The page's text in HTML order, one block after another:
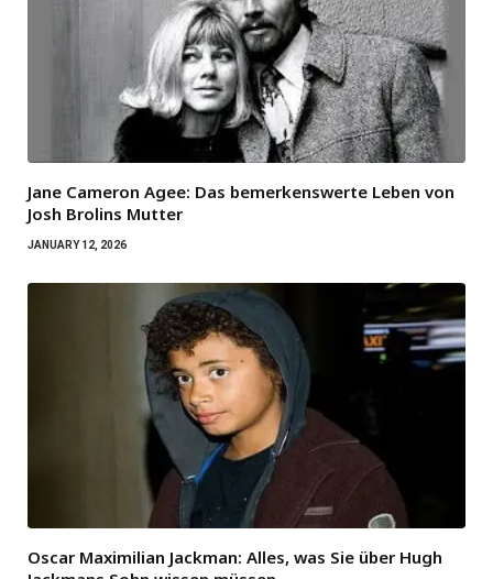
Jane Cameron Agee: Das bemerkenswerte Leben von
Josh Brolins Mutter
JANUARY 12, 2026
Oscar Maximilian Jackman: Alles, was Sie über Hugh